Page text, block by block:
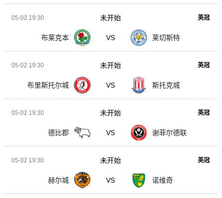
05-02 19:30 英冠
布莱克本 VS 莱切斯特
未开始
05-02 19:30 英冠
布里斯托尔城 VS 斯托克城
未开始
05-02 19:30 英冠
德比郡 VS 谢菲尔德联
未开始
05-02 19:30 英冠
赫尔城 VS 诺维奇
未开始